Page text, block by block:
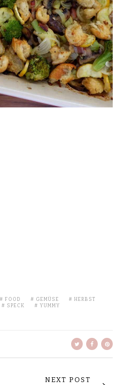
FOOD GEMÜSE
HERBST
SPECK YUMMY
NEXT POST